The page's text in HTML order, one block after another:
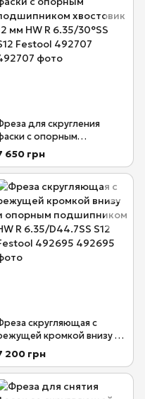
для скругления
с опорным
хвостовик 12
мм HW R 6.35/30°SS
Festool 492707
650 грн
скругляющая с
кромкой внизу и
подшипником HW
6.35/D44.7SS S12 Festool
200 грн